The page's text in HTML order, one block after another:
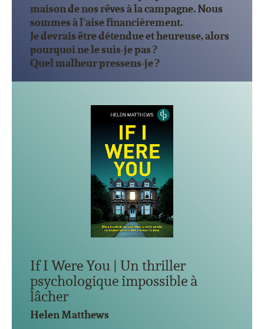
maison de nos rêves à la campagne. Nous
sommes à l'aise financièrement.
Je devrais être détendue et heureuse, alors
pourquoi ne le suis-je pas ?
Quel malheur pressens-je ?
If I Were You | Un thriller
psychologique impossible à
lâcher
Helen Matthews